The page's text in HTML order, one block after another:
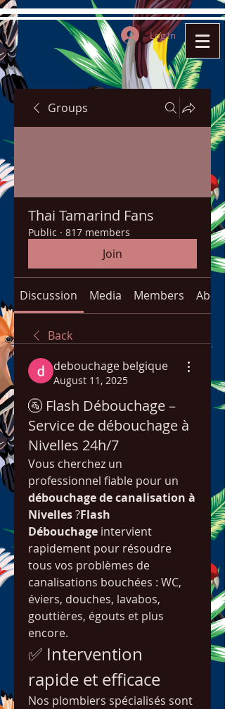
Log In
Groups
Thai Tamarind Fans
Public · 817 members
Join
Discussion Media Members About
Back
debouchage belgique
August 11, 2025
🚰 Flash Débouchage –
Service de débouchage à
Nivelles 24h/7
Vous cherchez un
débouchage de canalisation à
Nivelles ?Flash
Débouchage intervient
rapidement pour résoudre
tous vos problèmes de
canalisations bouchées : WC,
éviers, douches, lavabos,
gouttières, égouts et plus
encore.
✅ Intervention
rapide et efficace
Nos plombiers spécialisés sont